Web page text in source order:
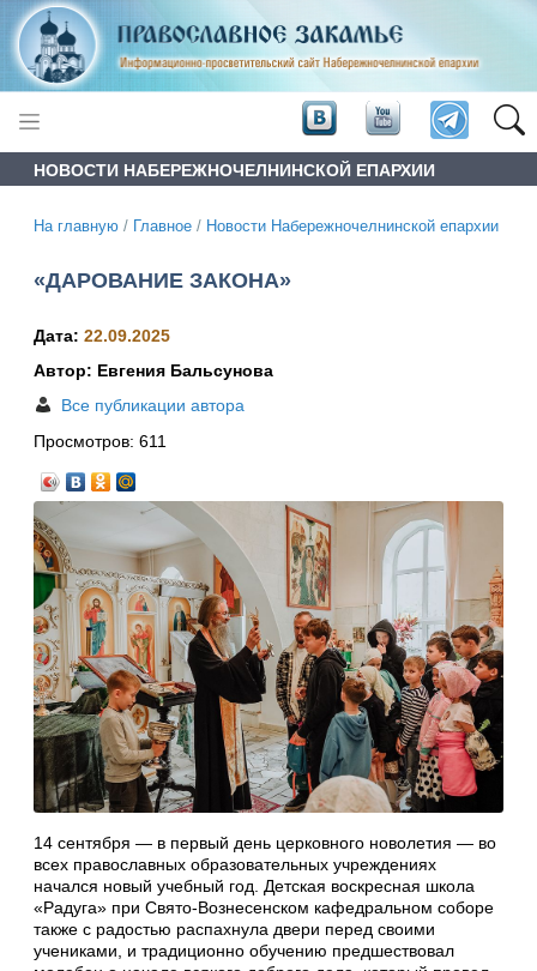
НОВОСТИ НАБЕРЕЖНОЧЕЛНИНСКОЙ ЕПАРХИИ
На главную / Главное / Новости Набережночелнинской епархии
«ДАРОВАНИЕ ЗАКОНА»
Дата: 22.09.2025
Автор: Евгения Бальсунова
Все публикации автора
Просмотров: 611
14 сентября — в первый день церковного новолетия — во
всех православных образовательных учреждениях
начался новый учебный год. Детская воскресная школа
«Радуга» при Свято-Вознесенском кафедральном соборе
также с радостью распахнула двери перед своими
учениками, и традиционно обучению предшествовал